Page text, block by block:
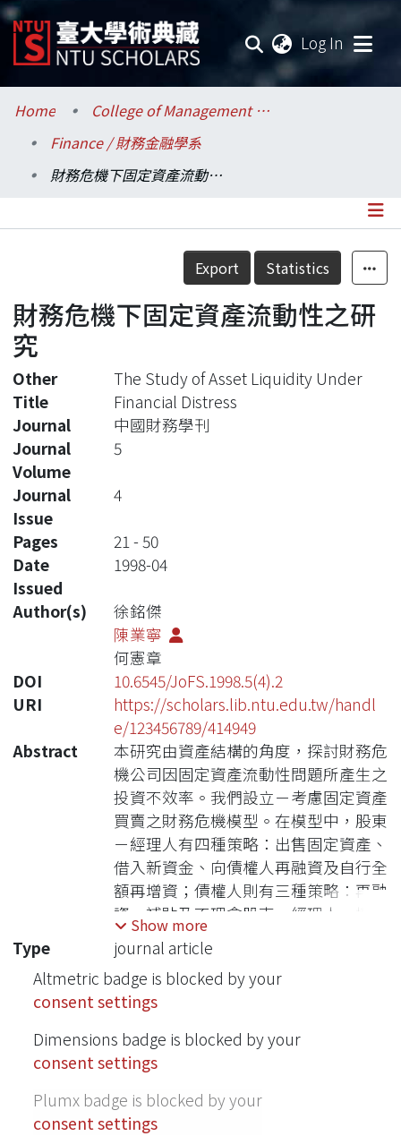
Log In
Communities & Collections
Research Outputs
Statistics
Home
College of Management / 管理學院
Finance / 財務金融學系
財務危機下固定資產流動性之研究
Details
Export Statistics
財務危機下固定資產流動性之研
究
Other
Title
The Study of Asset Liquidity Under
Financial Distress
Journal
中國財務學刊
Journal
Volume
5
Journal
Issue
4
Pages
21 - 50
Date
Issued
1998-04
Author(s)
徐銘傑
陳業寧
何憲章
DOI
10.6545/JoFS.1998.5(4).2
URI
https://scholars.lib.ntu.edu.tw/handl
e/123456789/414949
Abstract
本研究由資產結構的角度，探討財務危
機公司因固定資產流動性問題所產生之
投資不效率。我們設立－考慮固定資產
買賣之財務危機模型。在模型中，股東
－經理人有四種策略：出售固定資產、
借入新資金、向債權人再融資及自行全
額再增資；債權人則有三種策略：再融
資、補貼及不理會股東－經理人。模型
中的重要變數均固定資產流動性及投資
業成功機率。依據股東－經理人是否能
與債權人協商及公司現存負債契約中有
無優先償債無止條款，看見們分別分析
各種情況下財務危機公司的投資效率。
本研究發現：（一）在資訊對稱的情況
下，長期債權人會容忍某些程度的投資
不效率以避免無謂的資產流動性損失；
（二）股東－經理人即使有能力自行再
Show more
Type
journal article
Altmetric badge is blocked by your
consent settings
Dimensions badge is blocked by your
consent settings
Plumx badge is blocked by your
consent settings